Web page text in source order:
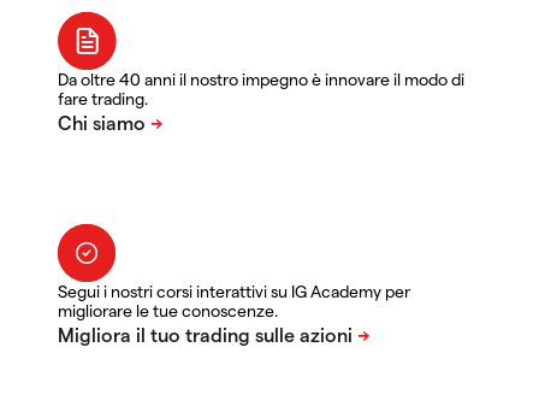
Da oltre 40 anni il nostro impegno è innovare il modo di
fare trading.
Segui i nostri corsi interattivi su IG Academy per
migliorare le tue conoscenze.